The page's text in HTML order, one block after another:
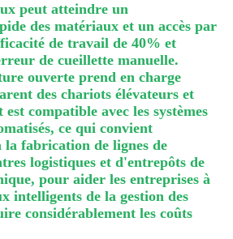
peut atteindre un
des matériaux et un accès par
de travail de 40% et
de cueillette manuelle.
ouverte prend en charge
des chariots élévateurs et
compatible avec les systèmes
ce qui convient
fabrication de lignes de
logistiques et d'entrepôts de
pour aider les entreprises à
intelligents de la gestion des
considérablement les coûts